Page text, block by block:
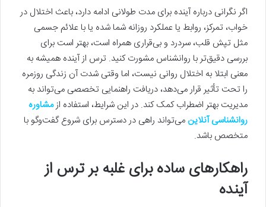
اگر نگرانی درباره آینده برای مدت طولانی ادامه دارد، باعث اختلال در
خواب، تمرکز، روابط یا عملکرد روزانه شما شده یا با علائم جسمی
مثل تپش قلب، سردرد و بی‌قراری همراه است، بهتر است برای
بررسی دقیق‌تر با روانشناس مشورت کنید. ترس از آینده همیشه به
معنی ابتلا به اختلال روانی نیست، اما وقتی شدت آن زندگی روزمره
را تحت تأثیر قرار می‌دهد، دریافت راهنمایی تخصصی می‌تواند به
مدیریت بهتر اضطراب کمک کند. در این شرایط، استفاده ازمشاوره
روانشناسی آنلاین می‌تواند راهی در دسترس برای شروع گفت‌وگو با
متخصص باشد.
راهکارهای ساده برای غلبه بر ترس از
آینده